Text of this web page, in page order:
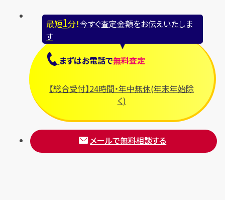
最短1分！今すぐ査定金額をお伝えいたしま
す
まずはお電話で無料査定
【総合受付】24時間・年中無休(年末年始除
く)
メールで無料相談する